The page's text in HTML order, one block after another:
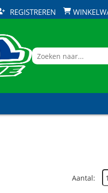
REGISTREREN
Aantal: